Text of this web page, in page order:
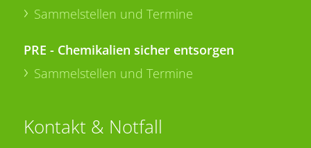
Sammelstellen und Termine
PRE - Chemikalien sicher entsorgen
Sammelstellen und Termine
Kontakt & Notfall